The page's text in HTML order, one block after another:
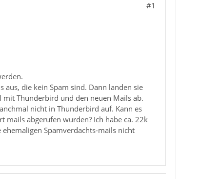
#1
aus, die kein Spam sind. Dann landen sie
Thunderbird und den neuen Mails ab.
nicht in Thunderbird auf. Kann es
mails abgerufen wurden? Ich habe ca. 22k
Spamverdachts-mails nicht